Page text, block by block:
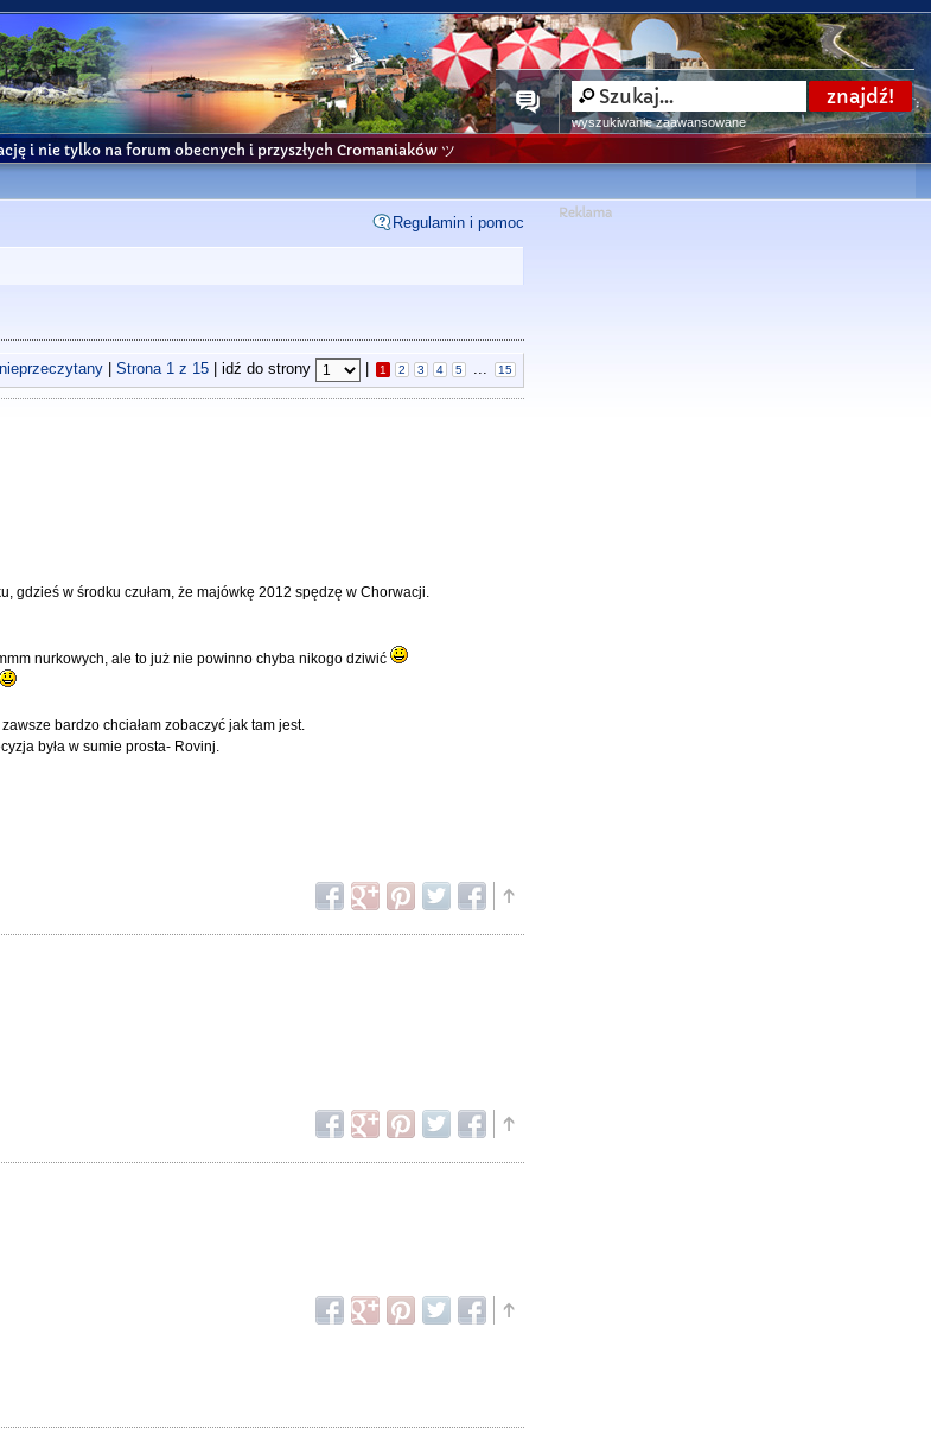
wyszukiwanie zaawansowane
i nie tylko na forum obecnych i przyszłych Cromaniaków ツ
Regulamin i pomoc
| Strona 1z 15| idź do strony 1 2 3 4 5 ... 15
gdzieś w środku czułam, że majówkę 2012 spędzę w Chorwacji.
nurkowych, ale to już nie powinno chyba nikogo dziwić
bardzo chciałam zobaczyć jak tam jest.
była w sumie prosta- Rovinj.